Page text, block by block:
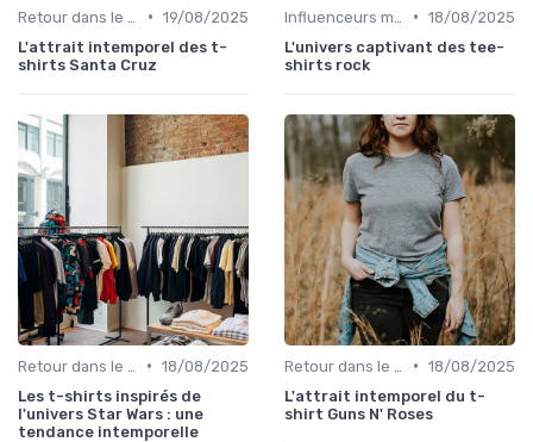
• 19/08/2025
L'attrait intemporel des t-
shirts Santa Cruz
• 18/08/2025
L'univers captivant des tee-
shirts rock
• 18/08/2025
Les t-shirts inspirés de
l'univers Star Wars : une
tendance intemporelle
• 18/08/2025
L'attrait intemporel du t-
shirt Guns N' Roses